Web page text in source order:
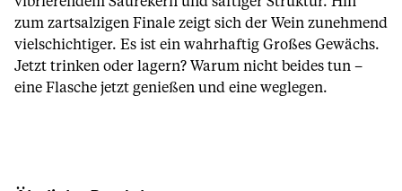
zum zartsalzigen Finale zeigt sich der Wein zunehmend
vielschichtiger. Es ist ein wahrhaftig Großes Gewächs.
Jetzt trinken oder lagern? Warum nicht beides tun –
eine Flasche jetzt genießen und eine weglegen.